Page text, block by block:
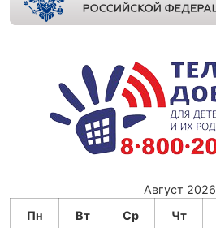
Август 2026
Пн
Вт Ср Чт